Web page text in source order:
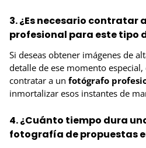
3. ¿Es necesario contratar
profesional para este tipo
Si deseas obtener imágenes de
detalle de ese momento
contratar a un fotógrafo
inmortalizar esos instantes de
4. ¿Cuánto tiempo dura
fotografía de propuestas